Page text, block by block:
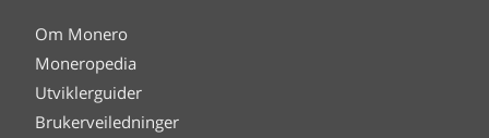
Om Monero
Moneropedia
Utviklerguider
Brukerveiledninger